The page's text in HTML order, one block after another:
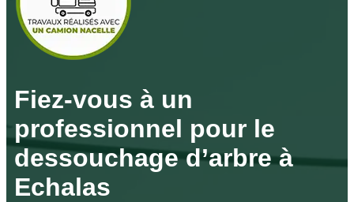
Fiez-vous à un
professionnel pour le
dessouchage d’arbre à
Echalas